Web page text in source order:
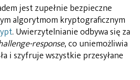
jest zupełnie bezpieczne
algorytmom kryptograficznym
. Uwierzytelnianie odbywa się za
response, co uniemożliwia
i szyfruje wszystkie przesyłane